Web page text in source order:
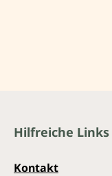
Hilfreiche Links
Kontakt